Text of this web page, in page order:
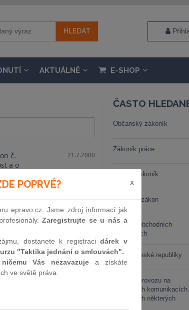
AKTUÁLNĚ E-SHOP
č.
a o
č.
v
o státním
dalších
2000
se
21.7.2000
ČASTO
Občanský zákoník
Zákoník práce
Trestní zákoník
Stavební zákon
Zákon o obchodních
korporacích
Ústava České republiky
Zákon o provozu na
pozemních komunikacích
o změnách některých
POPRVÉ? x
epravo.cz. Jsme zdroj informací jak
Zaregistrujte se u nás a
dostanete k registracidárek v
"Taktika jednání o smlouvách".
Vás nezavazuje a získáte
ve světě práva.